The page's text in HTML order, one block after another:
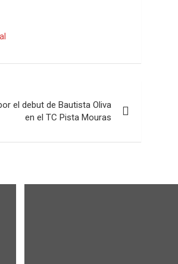
el debut de Bautista Oliva
en el TC Pista Mouras